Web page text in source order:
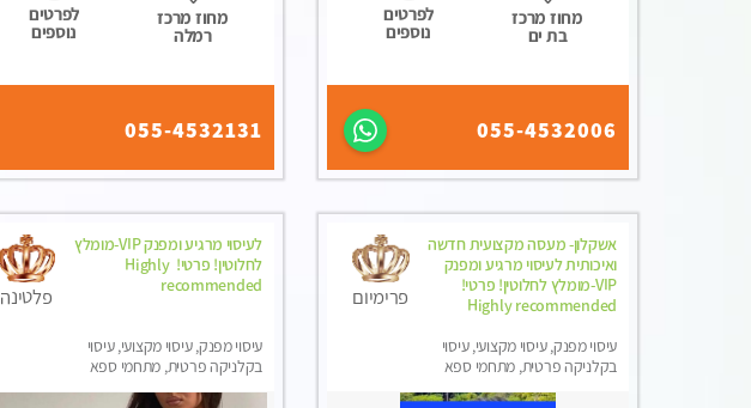
מחוז מרכז
בת ים
לפרטים
נוספים
055-4532006
מחוז מרכז
רמלה
לפרטים
נוספים
055-4532131
אשקלון- מעסה מקצועית חדשה
ואיכותית לעיסוי מרגיע ומפנק
VIP-מומלץ לחלוטין! פרטי! ​​​​​​
Highly recommended
עיסוי מפנק, עיסוי מקצועי, עיסוי
בקלניקה פרטית, מתחמי ספא
פרימיום
לעיסוי מרגיע ומפנק VIP-מומלץ
לחלוטין! פרטי! ​​​​​​ Highly
recommended
עיסוי מפנק, עיסוי מקצועי, עיסוי
בקלניקה פרטית, מתחמי ספא
פלטינה